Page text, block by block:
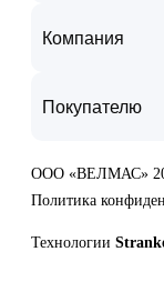
Компания
Покупателю
ООО «ВЕЛМАС»
Политика
Технологии